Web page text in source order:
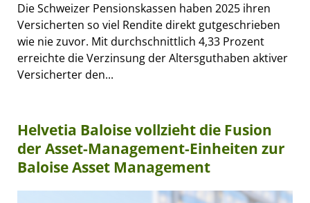
Die Schweizer Pensionskassen haben 2025 ihren
Versicherten so viel Rendite direkt gutgeschrieben
wie nie zuvor. Mit durchschnittlich 4,33 Prozent
erreichte die Verzinsung der Altersguthaben aktiver
Versicherter den...
Helvetia Baloise vollzieht die Fusion
der Asset-Management-Einheiten zur
Baloise Asset Management